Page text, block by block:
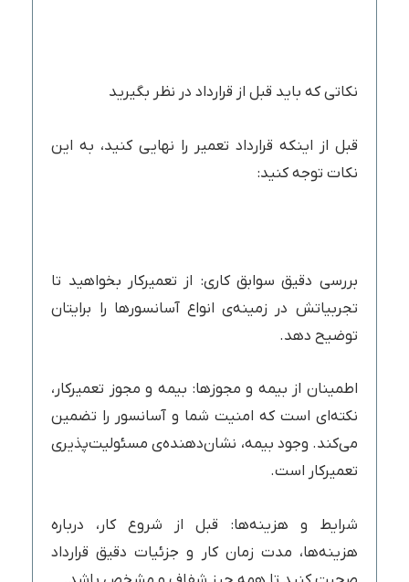
نکاتی که باید قبل از قرارداد در نظر بگیرید
قبل از اینکه قرارداد تعمیر را نهایی کنید، به این
نکات توجه کنید:
بررسی دقیق سوابق کاری: از تعمیرکار بخواهید تا
تجربیاتش در زمینه‌ی انواع آسانسورها را برایتان
توضیح دهد.
اطمینان از بیمه و مجوزها: بیمه و مجوز تعمیرکار،
نکته‌ای است که امنیت شما و آسانسور را تضمین
می‌کند. وجود بیمه، نشان‌دهنده‌ی مسئولیت‌پذیری
تعمیرکار است.
شرایط و هزینه‌ها: قبل از شروع کار، درباره
هزینه‌ها، مدت زمان کار و جزئیات دقیق قرارداد